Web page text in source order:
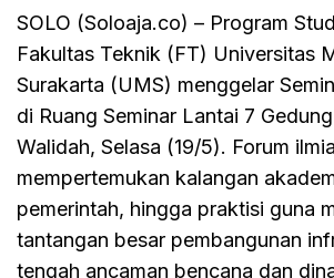
SOLO (Soloaja.co) – Program
Fakultas Teknik (FT) Universitas
Surakarta (UMS) menggelar
di Ruang Seminar Lantai 7
Walidah, Selasa (19/5). Forum
mempertemukan kalangan
pemerintah, hingga praktisi guna
tantangan besar pembangunan
tengah ancaman bencana dan